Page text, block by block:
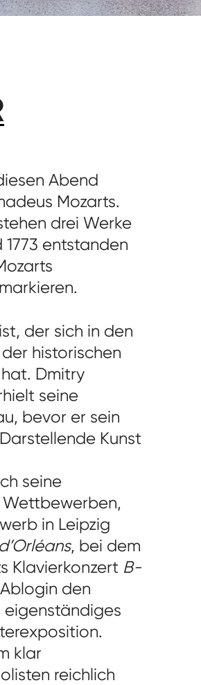
Abend
Mozarts.
drei Werke
entstanden
der sich in den
historischen
Dmitry
seine
bevor er sein
Kunst
seine
in Leipzig
, bei dem
Klavierkonzert B-
den
eigenständiges
klar
reichlich